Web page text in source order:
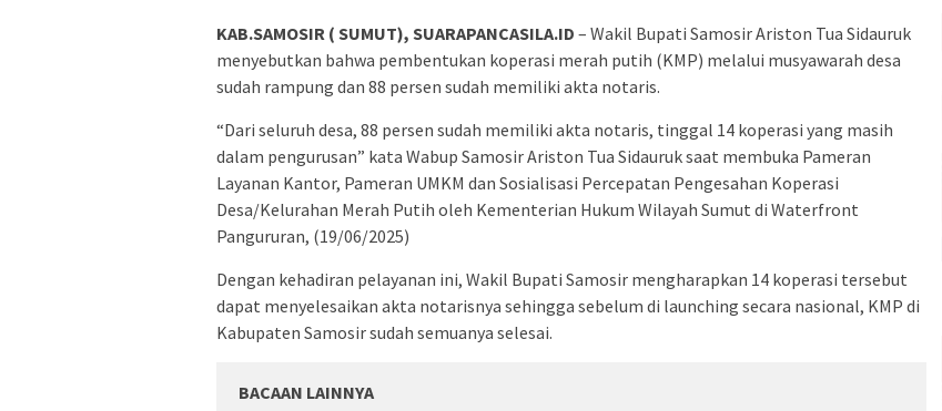
KAB.SAMOSIR ( SUMUT), SUARAPANCASILA.ID – Wakil Bupati Samosir Ariston Tua Sidauruk
menyebutkan bahwa pembentukan koperasi merah putih (KMP) melalui musyawarah desa
sudah rampung dan 88 persen sudah memiliki akta notaris.
“Dari seluruh desa, 88 persen sudah memiliki akta notaris, tinggal 14 koperasi yang masih
dalam pengurusan” kata Wabup Samosir Ariston Tua Sidauruk saat membuka Pameran
Layanan Kantor, Pameran UMKM dan Sosialisasi Percepatan Pengesahan Koperasi
Desa/Kelurahan Merah Putih oleh Kementerian Hukum Wilayah Sumut di Waterfront
Pangururan, (19/06/2025)
Dengan kehadiran pelayanan ini, Wakil Bupati Samosir mengharapkan 14 koperasi tersebut
dapat menyelesaikan akta notarisnya sehingga sebelum di launching secara nasional, KMP di
Kabupaten Samosir sudah semuanya selesai.
BACAAN LAINNYA